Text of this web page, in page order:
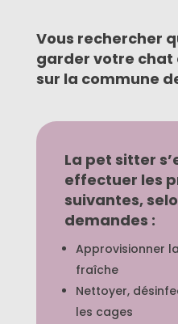
Vous rechercher
garder votre chat
sur la commune
La pet sitter
effectuer les
suivantes,
demandes :
Approvisionner
fraîche
Nettoyer,
les cages